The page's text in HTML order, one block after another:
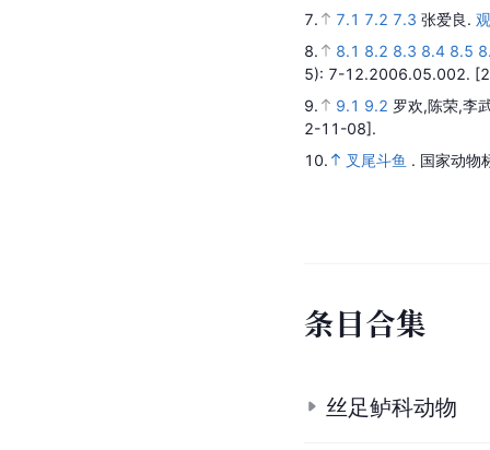
7.
7.1 7.2 7.3 张爱良.
8.
8.1 8.2 8.3 8.4 8.5
5): 7-12.2006.05.002.
9.
9.1 9.2 罗欢,陈荣,李
2-11-08].
10.
叉尾斗鱼 . 国家动物
条目合集
丝足鲈科动物